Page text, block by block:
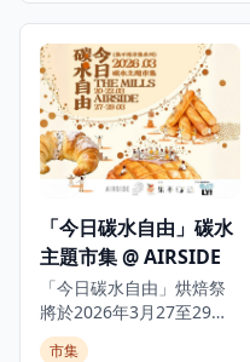
將傳統與現代、東方與西
方完美融合。市集免費入
場，工作坊另行收費。
的購物和娛樂體驗。日期
及地點分別是: 2月6-8日
(AIRSIDE)、3月14-15日及
5月1-3日(南豐紗廠)。市集
匯聚了多位本地設計師和
創意工作者的精彩作品，
包括手作飾品、文創產
都展現了創意和獨特性。
市集不僅是一個購物場
所，更是一個展現香港創
意文化的平台，讓市民可
以深入了解本地設計師的
創作理念和作品。無論是
「今日碳水自由」碳水
主題市集 @ AIRSIDE
「今日碳水自由」烘焙祭
將於2026年3月27至29日
於AIRSIDE接力登場，雲集
市集